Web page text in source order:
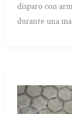
disparo con
durante una